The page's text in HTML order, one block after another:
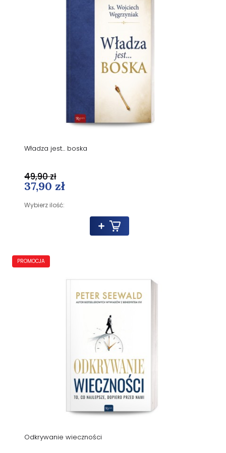
Władza jest... boska
37,90 zł
Wybierz ilość:
49,90 zł
Odkrywanie wieczności
PROMOCJA